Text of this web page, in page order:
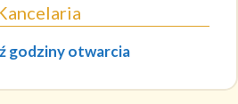
godziny otwarcia